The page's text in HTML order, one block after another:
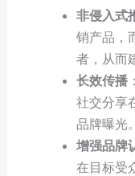
非侵入式
销产品，
者，从而
长效传播
社交分享
品牌曝光。
增强品牌
在目标受